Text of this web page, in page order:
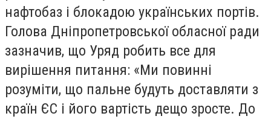
нафтобаз і блокадою українських портів.
Голова Дніпропетровської обласної ради
зазначив, що Уряд робить все для
вирішення питання: «Ми повинні
розуміти, що пальне будуть доставляти з
країн ЄС і його вартість дещо зросте. До